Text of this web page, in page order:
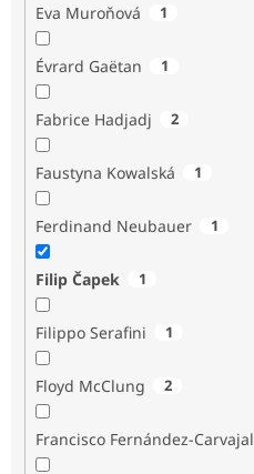
Eva Muroňová 1
Évrard Gaëtan 1
Fabrice Hadjadj 2
Faustyna Kowalská 1
Ferdinand Neubauer 1
Filip Čapek 1
Filippo Serafini 1
Floyd McClung 2
Francisco Fernández-Carvajal